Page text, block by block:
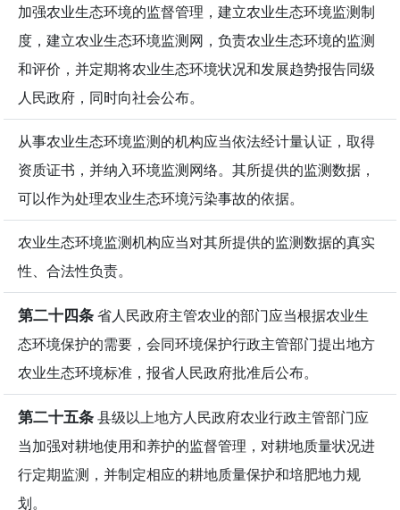
加强农业生态环境的监督管理，建立农业生态环境监测制
度，建立农业生态环境监测网，负责农业生态环境的监测
和评价，并定期将农业生态环境状况和发展趋势报告同级
人民政府，同时向社会公布。
从事农业生态环境监测的机构应当依法经计量认证，取得
资质证书，并纳入环境监测网络。其所提供的监测数据，
可以作为处理农业生态环境污染事故的依据。
农业生态环境监测机构应当对其所提供的监测数据的真实
性、合法性负责。
第二十四条省人民政府主管农业的部门应当根据农业生
态环境保护的需要，会同环境保护行政主管部门提出地方
农业生态环境标准，报省人民政府批准后公布。
第二十五条县级以上地方人民政府农业行政主管部门应
当加强对耕地使用和养护的监督管理，对耕地质量状况进
行定期监测，并制定相应的耕地质量保护和培肥地力规
划。